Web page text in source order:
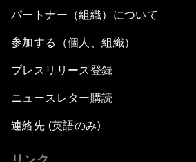
パートナー（組織）について
参加する（個人、組織）
プレスリリース登録
ニュースレター購読
連絡先 (英語のみ)